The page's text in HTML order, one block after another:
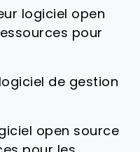
logiciel open
pour
de gestion
open source